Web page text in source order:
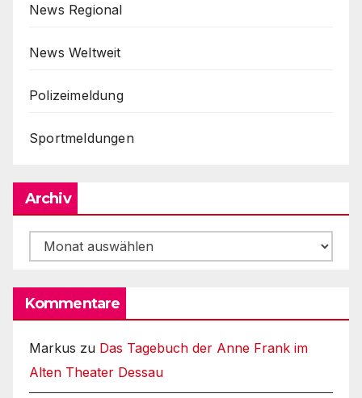
News Regional
News Weltweit
Polizeimeldung
Sportmeldungen
Archiv
Archiv
Kommentare
Markus zu Das Tagebuch der Anne Frank im
Alten Theater Dessau